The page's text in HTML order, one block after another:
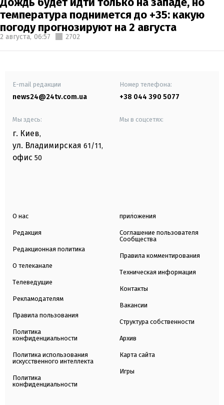
температура поднимется до +35: какую
погоду прогнозируют на 2 августа
2 августа, 06:57 2702
E-mail редакции
news24@24tv.com.ua
Номер телефона:
+38 044 390 5077
Мы здесь:
г. Киев,
ул. Владимирская 61/11,
офис 50
Мы в соцсетях:
О нас
Редакция
Редакционная политика
О телеканале
Телеведущие
Рекламодателям
Правила пользования
Политика
конфиденциальности
Политика использования
искусственного интеллекта
Политика
конфиденциальности
приложения
Соглашение пользователя
Сообщества
Правила комментирования
Техническая информация
Контакты
Вакансии
Структура собственности
Архив
Карта сайта
Игры